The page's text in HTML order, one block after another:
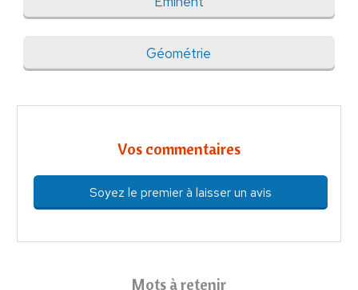
Géométrie
Vos commentaires
Soyez le premier à laisser un avis
Mots à retenir